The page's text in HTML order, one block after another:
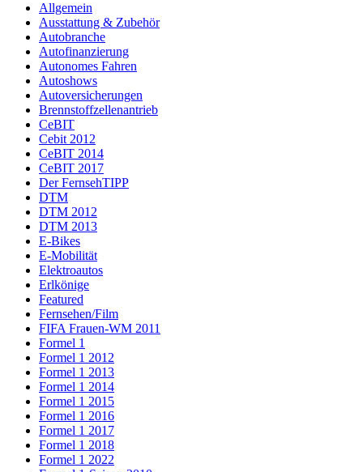
Allgemein
Ausstattung & Zubehör
Autobranche
Autofinanzierung
Autonomes Fahren
Autoshows
Autoversicherungen
Brennstoffzellenantrieb
CeBIT
Cebit 2012
CeBIT 2014
CeBIT 2017
Der FernsehTIPP
DTM
DTM 2012
DTM 2013
E-Bikes
E-Mobilität
Elektroautos
Erlkönige
Featured
Fernsehen/Film
FIFA Frauen-WM 2011
Formel 1
Formel 1 2012
Formel 1 2013
Formel 1 2014
Formel 1 2015
Formel 1 2016
Formel 1 2017
Formel 1 2018
Formel 1 2022